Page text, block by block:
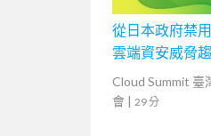
從日本政府禁
雲端資安威脅
Cloud Summit 臺
會 | 29 分